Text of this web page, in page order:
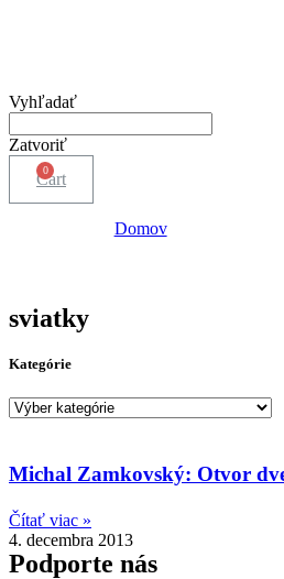
Vyhľadať
Zatvoriť
Cart
Domov
sviatky
Kategórie
Kategórie
Michal Zamkovský: Otvor
Čítať viac »
4. decembra 2013
Podporte nás